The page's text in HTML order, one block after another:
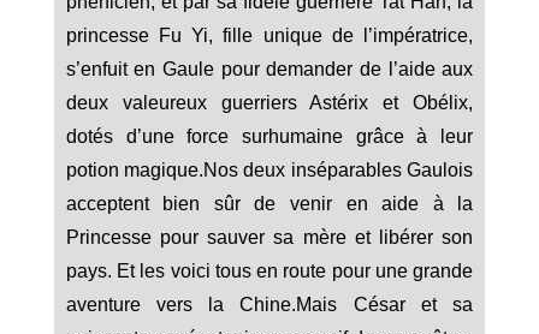
princesse Fu Yi, fille unique de l’impératrice,
s’enfuit en Gaule pour demander de l’aide aux
deux valeureux guerriers Astérix et Obélix,
dotés d’une force surhumaine grâce à leur
potion magique.Nos deux inséparables Gaulois
acceptent bien sûr de venir en aide à la
Princesse pour sauver sa mère et libérer son
pays. Et les voici tous en route pour une grande
aventure vers la Chine.Mais César et sa